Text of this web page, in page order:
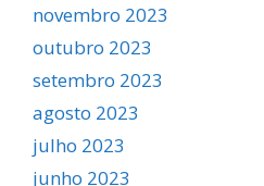
novembro 2023
outubro 2023
setembro 2023
agosto 2023
julho 2023
junho 2023